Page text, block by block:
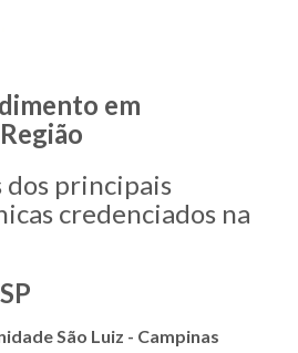
em
dos principais
credenciados na
São Luiz - Campinas